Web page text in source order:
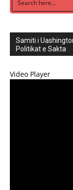
Samiti i
Politikat e Sakta
Video Player